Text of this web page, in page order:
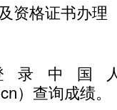
格证书办理
中国
）查询成绩。